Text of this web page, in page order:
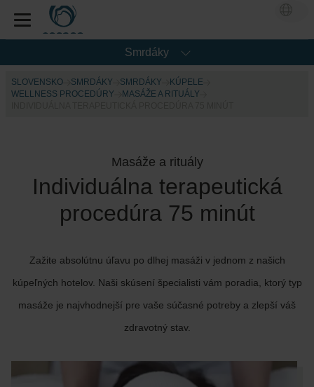
Smrdáky
SLOVENSKO SMRDÁKY SMRDÁKY
KÚPELE
WELLNESS PROCEDÚRY
MASÁŽE A RITUÁLY
Masáže a rituály
Individuálna terapeutická
procedúra 75 minút
Zažite absolútnu úľavu po dlhej masáži v jednom z našich
kúpeľných hotelov. Naši skúsení špecialisti vám poradia, ktorý typ
masáže je najvhodnejší pre vaše súčasné potreby a zlepší váš
zdravotný stav.